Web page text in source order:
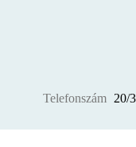
Telefonszám 20/